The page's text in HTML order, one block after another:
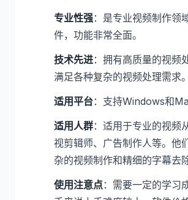
专业性强：是专业视频制作领
件，功能非常全面。
技术先进：拥有高质量的视频
满足各种复杂的视频处理需求。
适用平台：支持Windows和
适用人群：适用于专业的视频
视剪辑师、广告制作人等。他
杂的视频制作和精细的字幕去
使用注意点：需要一定的学习